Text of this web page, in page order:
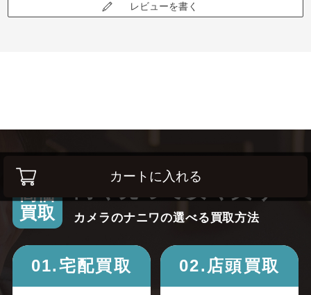
カートに入れる
レビューを書く
高価
買取
カメラのナニワの選べる買取方法
01.宅配買取 02.店頭買取